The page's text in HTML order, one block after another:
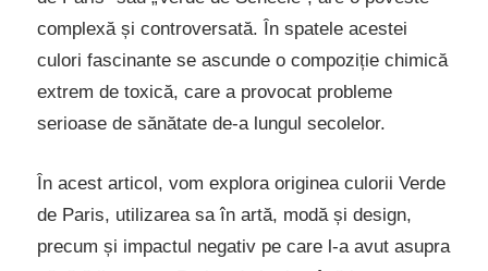
complexă și controversată. În spatele acestei
culori fascinante se ascunde o compoziție chimică
extrem de toxică, care a provocat probleme
serioase de sănătate de-a lungul secolelor.
În acest articol, vom explora originea culorii Verde
de Paris, utilizarea sa în artă, modă și design,
precum și impactul negativ pe care l-a avut asupra